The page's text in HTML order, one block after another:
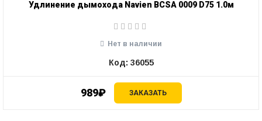
Удлинение дымохода Navien BCSA 0009 D75 1.0м
989₽ ЗАКАЗАТЬ
Нет в наличии
Код: 36055